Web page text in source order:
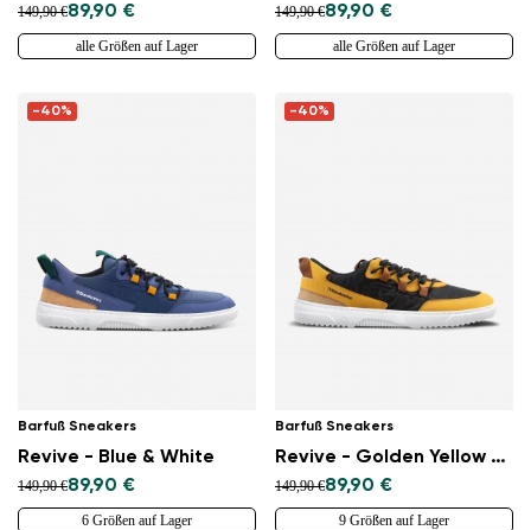
149,90 €89,90 €
alle Größen auf Lager
149,90 €89,90 €
alle Größen auf Lager
-40%
Barfuß Sneakers
Revive - Blue & White
149,90 €89,90 €
6 Größen auf Lager
-40%
Barfuß Sneakers
Revive - Golden Yellow & Black
149,90 €89,90 €
9 Größen auf Lager